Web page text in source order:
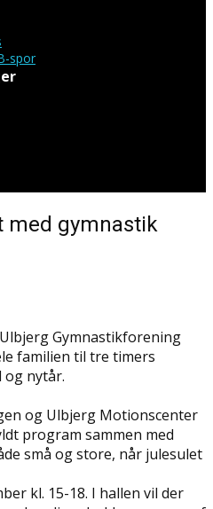
spor
med gymnastik
Gymnastikforening
familien til tre timers
og nytår.
og Ulbjerg Motionscenter
program sammen med
små og store, når julesulet
kl. 15-18. I hallen vil der